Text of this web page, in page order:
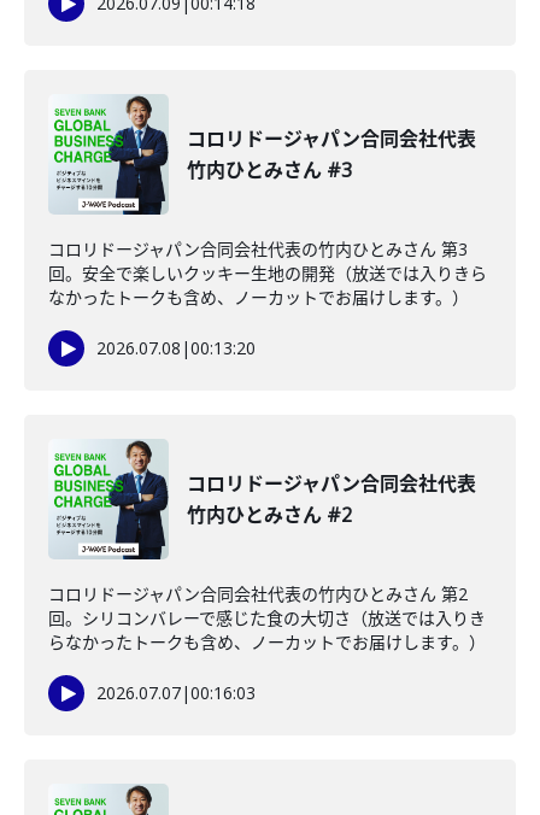
コロリドージャパン合同会社代表
竹内ひとみさん #3
コロリドージャパン合同会社代表の竹内ひとみさん 第3
回。安全で楽しいクッキー生地の開発（放送では入りきら
なかったトークも含め、ノーカットでお届けします。）
2026.07.08 |00:13:20
コロリドージャパン合同会社代表
竹内ひとみさん #2
コロリドージャパン合同会社代表の竹内ひとみさん 第2
回。シリコンバレーで感じた食の大切さ（放送では入りき
らなかったトークも含め、ノーカットでお届けします。）
2026.07.07|00:16:03